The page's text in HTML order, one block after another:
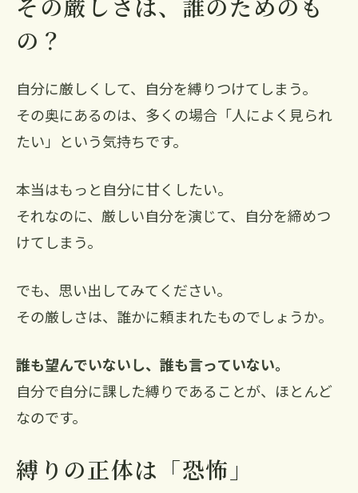
その厳しさは、誰のためのも
の？
自分に厳しくして、自分を縛りつけてしまう。
その奥にあるのは、多くの場合「人によく見られ
たい」という気持ちです。
本当はもっと自分に甘くしたい。
それなのに、厳しい自分を演じて、自分を締めつ
けてしまう。
でも、思い出してみてください。
その厳しさは、誰かに頼まれたものでしょうか。
誰も望んでいないし、誰も言っていない。
自分で自分に課した縛りであることが、ほとんど
なのです。
縛りの正体は「恐怖」